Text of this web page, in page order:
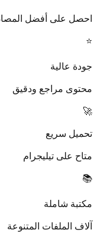
احصل على أفضل
⭐
جودة عالية
محتوى مراجع ودقيق
🚀
تحميل سريع
متاح على تيليجرام
📚
مكتبة شاملة
آلاف الملفات المتنوعة